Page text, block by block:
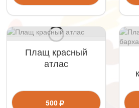
Плащ красный
атлас
500